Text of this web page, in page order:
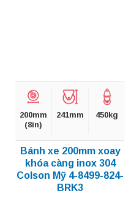
200mm
(8in)
241mm 450kg
Bánh xe 200mm xoay
khóa càng inox 304
Colson Mỹ 4-8499-824-
BRK3